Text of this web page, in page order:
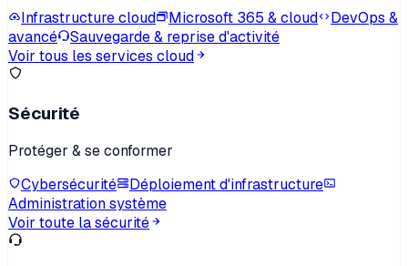
Infrastructure cloud
Microsoft 365 & cloud
DevOps &
avancé
Sauvegarde & reprise d'activité
Voir tous les services cloud
Sécurité
Protéger & se conformer
Cybersécurité
Déploiement d'infrastructure
Administration système
Voir toute la sécurité